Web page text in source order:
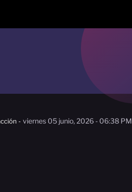
- viernes 05 junio, 2026 - 06:38 PM